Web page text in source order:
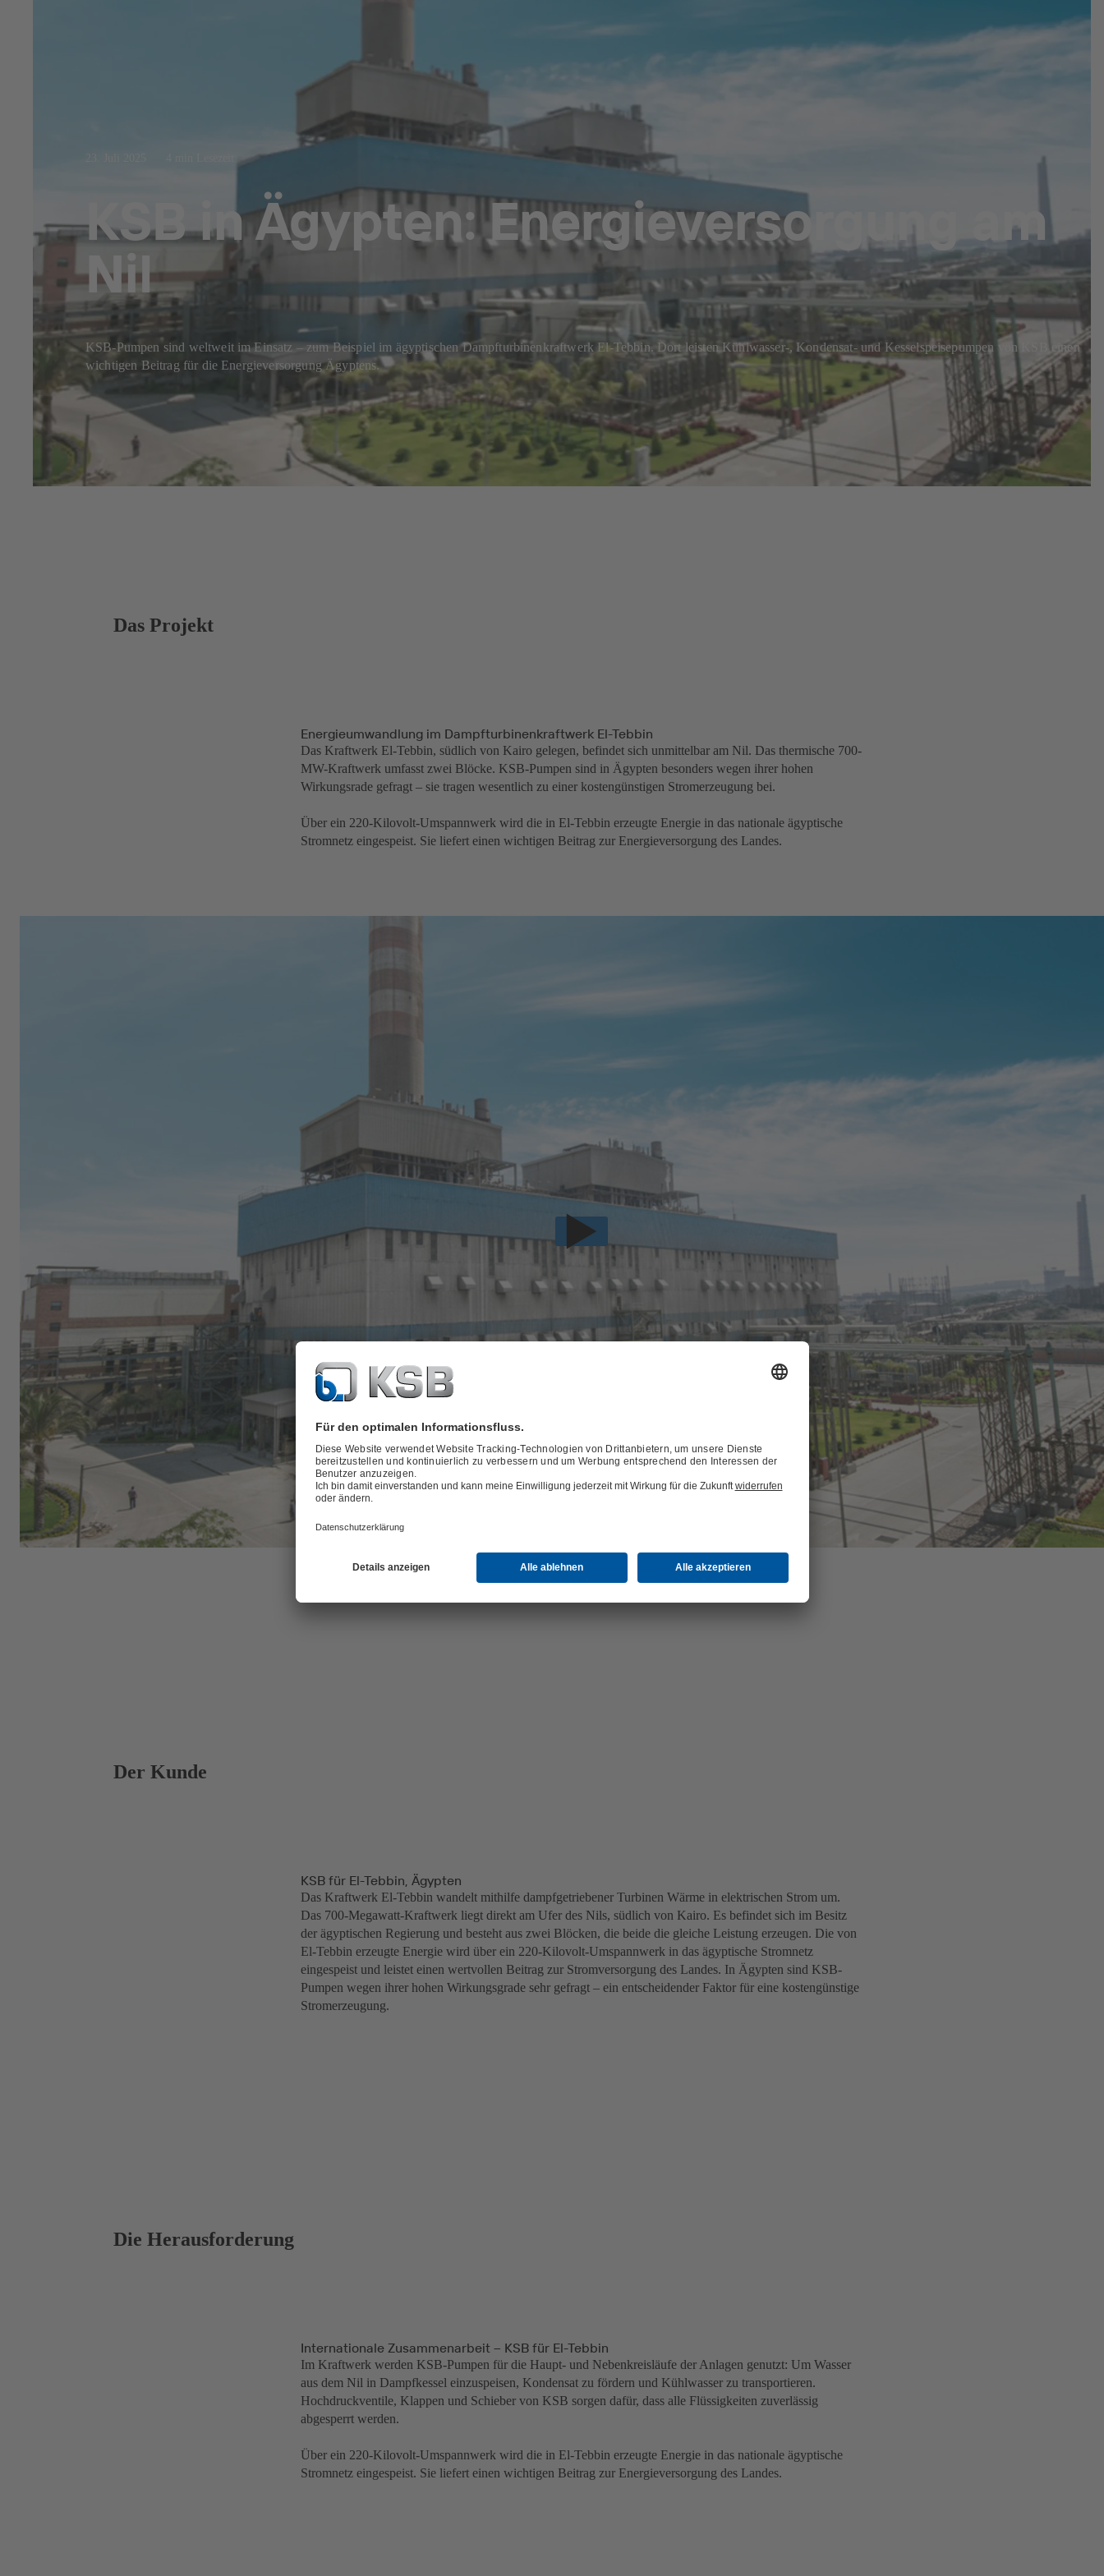
23. Juli 2025
KSB in Ägypten: Energieversorgung am
Nil
KSB-Pumpen sind weltweit im Einsatz – zum Beispiel im ägyptischen Dampfturbinenkraftwerk El-Tebbin. Dort leisten Kühlwasser-, Kondensat- und Kesselspeisepumpen von KSB einen
wichtigen Beitrag für die Energieversorgung Ägyptens.
Das Projekt
Energieumwandlung im Dampfturbinenkraftwerk El-Tebbin
Das Kraftwerk El-Tebbin, südlich von Kairo gelegen, befindet sich unmittelbar am Nil. Das thermische 700-
MW-Kraftwerk umfasst zwei Blöcke. KSB-Pumpen sind in Ägypten besonders wegen ihrer hohen
Wirkungsrade gefragt – sie tragen wesentlich zu einer kostengünstigen Stromerzeugung bei.
Über ein 220-Kilovolt-Umspannwerk wird die in El-Tebbin erzeugte Energie in das nationale ägyptische
Stromnetz eingespeist. Sie liefert einen wichtigen Beitrag zur Energieversorgung des Landes.
Der Kunde
KSB für El-Tebbin, Ägypten
Das Kraftwerk El-Tebbin wandelt mithilfe dampfgetriebener Turbinen Wärme in elektrischen Strom um.
Das 700-Megawatt-Kraftwerk liegt direkt am Ufer des Nils, südlich von Kairo. Es befindet sich im Besitz
der ägyptischen Regierung und besteht aus zwei Blöcken, die beide die gleiche Leistung erzeugen. Die von
El-Tebbin erzeugte Energie wird über ein 220-Kilovolt-Umspannwerk in das ägyptische Stromnetz
eingespeist und leistet einen wertvollen Beitrag zur Stromversorgung des Landes. In Ägypten sind KSB-
Pumpen wegen ihrer hohen Wirkungsgrade sehr gefragt – ein entscheidender Faktor für eine kostengünstige
Stromerzeugung.
Die Herausforderung
Internationale Zusammenarbeit – KSB für El-Tebbin
Im Kraftwerk werden KSB-Pumpen für die Haupt- und Nebenkreisläufe der Anlagen genutzt: Um Wasser
aus dem Nil in Dampfkessel einzuspeisen, Kondensat zu fördern und Kühlwasser zu transportieren.
Hochdruckventile, Klappen und Schieber von KSB sorgen dafür, dass alle Flüssigkeiten zuverlässig
abgesperrt werden.
Über ein 220-Kilovolt-Umspannwerk wird die in El-Tebbin erzeugte Energie in das nationale ägyptische
Stromnetz eingespeist. Sie liefert einen wichtigen Beitrag zur Energieversorgung des Landes.